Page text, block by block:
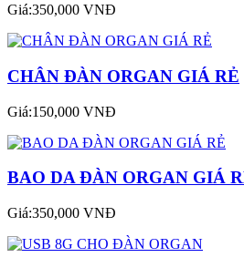
Giá:350,000 VNĐ
CHÂN ĐÀN ORGAN GIÁ RẺ
Giá:150,000 VNĐ
BAO DA ĐÀN ORGAN GIÁ
Giá:350,000 VNĐ